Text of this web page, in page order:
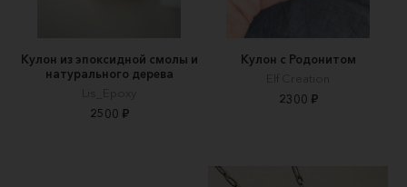
Кулон из эпоксидной смолы и
натурального дерева
Lis_Epoxy
2500 ₽
Кулон с Родонитом
Elf Creation
2300 ₽